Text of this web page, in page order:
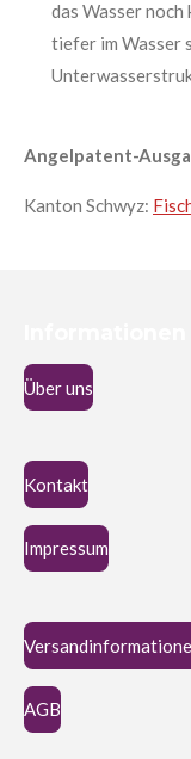
das Wasser noch
tiefer im Wasser
Angelpatent-
Kanton Schwyz:
Über uns
Kontakt
Impressum
AGB